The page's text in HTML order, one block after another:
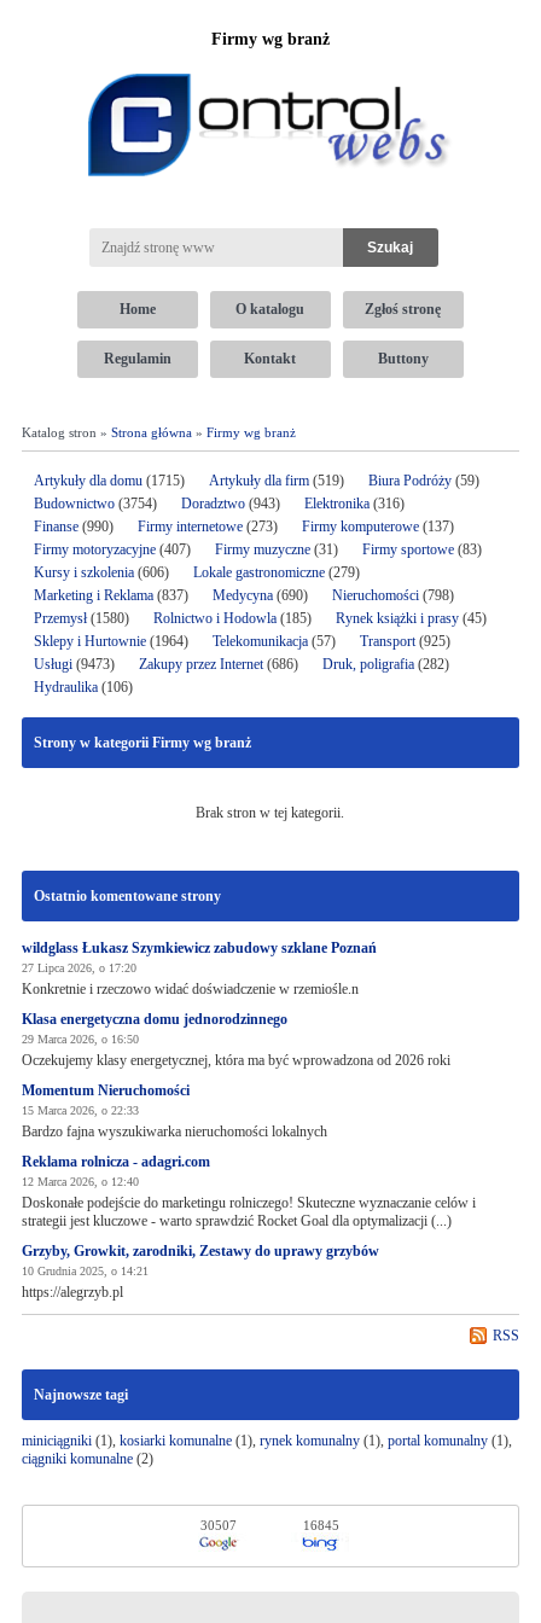
Firmy wg branż
Home O katalogu Zgłoś stronę
Regulamin Kontakt Buttony
Katalog stron » Strona główna» Firmy wg branż
Artykuły dla domu(1715) Artykuły dla firm(519) Biura Podróży(59)
Budownictwo(3754) Doradztwo(943) Elektronika (316)
Finanse(990) Firmy internetowe (273) Firmy komputerowe(137)
Firmy motoryzacyjne(407) Firmy muzyczne(31) Firmy sportowe(83)
Kursy i szkolenia(606) Lokale gastronomiczne(279)
Marketing i Reklama(837) Medycyna(690) Nieruchomości(798)
Przemysł(1580) Rolnictwo i Hodowla(185) Rynek książki i prasy(45)
Sklepy i Hurtownie(1964) Telekomunikacja(57) Transport(925)
Usługi(9473) Zakupy przez Internet(686) Druk, poligrafia(282)
Hydraulika(106)
Strony w kategorii Firmy wg branż
Brak stron w tej kategorii.
Ostatnio komentowane strony
wildglass Łukasz Szymkiewicz zabudowy szklane Poznań
27 Lipca 2026, o 17:20
Konkretnie i rzeczowo widać doświadczenie w rzemiośle.n
Klasa energetyczna domu jednorodzinnego
29 Marca 2026, o 16:50
Oczekujemy klasy energetycznej, która ma być wprowadzona od 2026 roki
Momentum Nieruchomości
15 Marca 2026, o 22:33
Bardzo fajna wyszukiwarka nieruchomości lokalnych
Reklama rolnicza - adagri.com
12 Marca 2026, o 12:40
Doskonałe podejście do marketingu rolniczego! Skuteczne wyznaczanie celów i
strategii jest kluczowe - warto sprawdzić Rocket Goal dla optymalizacji (...)
Grzyby, Growkit, zarodniki, Zestawy do uprawy grzybów
10 Grudnia 2025, o 14:21
https://alegrzyb.pl
RSS
Najnowsze tagi
miniciągniki(1), kosiarki komunalne(1), rynek komunalny(1), portal komunalny(1),
ciągniki komunalne(2)
30507 16845